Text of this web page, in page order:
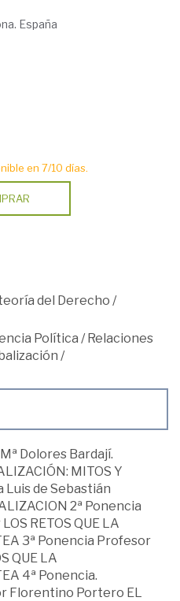
España
en 7/10 días.
del Derecho /
Política /Relaciones
/
Dolores Bardají.
MITOS Y
Luis de Sebastián
2ª Ponencia
RETOS QUE LA
3ª Ponencia Profesor
QUE LA
4ª Ponencia.
Florentino Portero EL